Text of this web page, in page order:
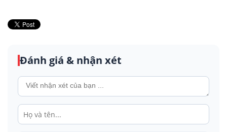
Đánh giá & nhận xét